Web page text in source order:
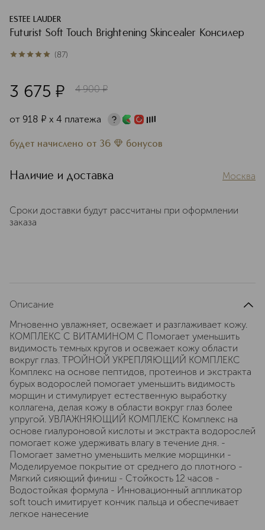
ESTEE LAUDER
Futurist Soft Touch Brightening Skincealer Консилер
5из 587 (87)
3 675 ¤ 4 900 ¤
от 918 ¤ х 4 платежа
будет начислено от 36 бонусов
Наличие и доставка Москва
Сроки доставки будут рассчитаны при оформлении
заказа
Описание
Мгновенно увлажняет, освежает и разглаживает кожу.
КОМПЛЕКС С ВИТАМИНОМ С Помогает уменьшить
видимость темных кругов и освежает кожу области
вокруг глаз. ТРОЙНОЙ УКРЕПЛЯЮЩИЙ КОМПЛЕКС
Комплекс на основе пептидов, протеинов и экстракта
бурых водорослей помогает уменьшить видимость
морщин и стимулирует естественную выработку
коллагена, делая кожу в области вокруг глаз более
упругой. УВЛАЖНЯЮЩИЙ КОМПЛЕКС Комплекс на
основе гиалуроновой кислоты и экстракта водорослей
помогает коже удерживать влагу в течение дня. -
Помогает заметно уменьшить мелкие морщинки -
Моделируемое покрытие от среднего до плотного -
Мягкий сияющий финиш - Стойкость 12 часов -
Водостойкая формула - Инновационный аппликатор
soft touch имитирует кончик пальца и обеспечивает
легкое нанесение